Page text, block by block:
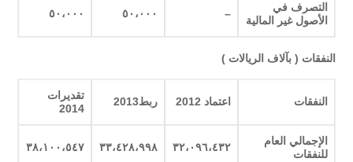
التصرف في
الأصول غير المالية
– ٥٠،٠٠٠ ٥٠،٠٠٠
النفقات ( بآلاف الريالات )
النفقات اعتماد 2012 ربط2013
تقديرات
2014
الإجمالي العام
للنفقات
٣٢،٠٩٦،٤٣٢ ٣٣،٤٢٨،٩٩٨ ٣٨،١٠٠،٥٤٧